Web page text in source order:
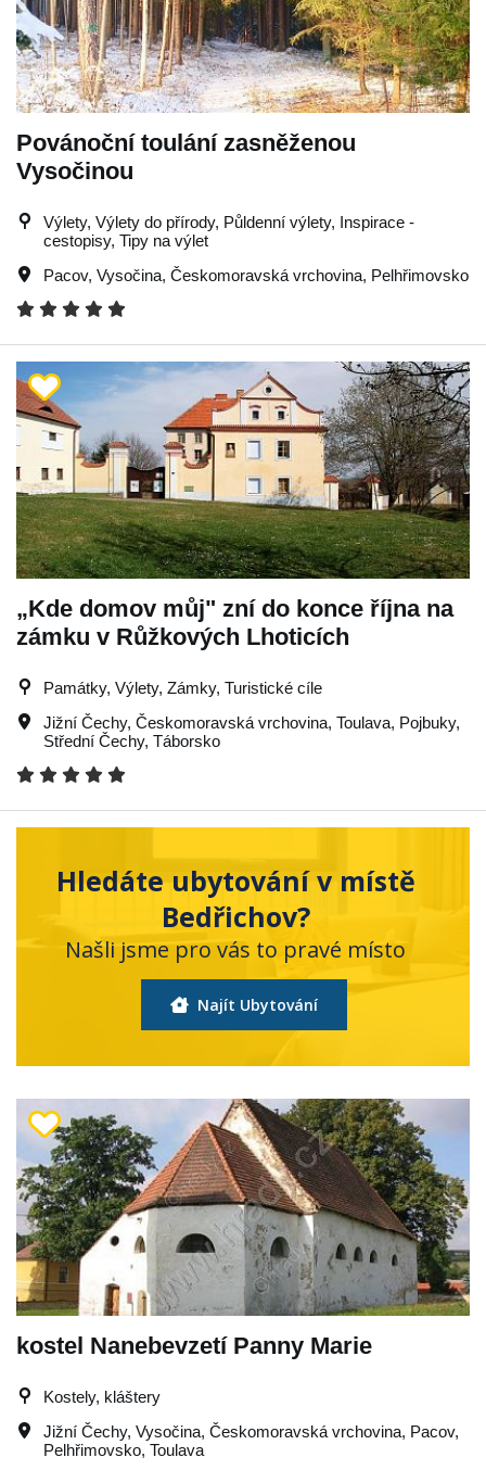
Povánoční toulání zasněženou
Vysočinou
Výlety, Výlety do přírody, Půldenní výlety, Inspirace -
cestopisy, Tipy na výlet
Pacov, Vysočina, Českomoravská vrchovina, Pelhřimovsko
„Kde domov můj" zní do konce října na
zámku v Růžkových Lhoticích
Památky, Výlety, Zámky, Turistické cíle
Jižní Čechy, Českomoravská vrchovina, Toulava, Pojbuky,
Střední Čechy, Táborsko
Hledáte ubytování v místě
Bedřichov?
Našli jsme pro vás to pravé místo
Najít Ubytování
kostel Nanebevzetí Panny Marie
Kostely, kláštery
Jižní Čechy, Vysočina, Českomoravská vrchovina, Pacov,
Pelhřimovsko, Toulava